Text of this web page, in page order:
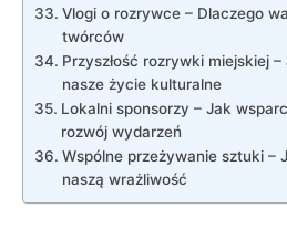
Vlogi o rozrywce – Dlaczego
twórców
Przyszłość rozrywki miejskiej –
nasze życie kulturalne
Lokalni sponsorzy – Jak
rozwój wydarzeń
Wspólne przeżywanie sztuki –
naszą wrażliwość